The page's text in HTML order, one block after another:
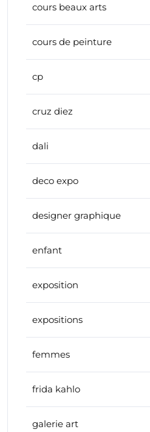
cours beaux arts
cours de peinture
cp
cruz diez
dali
deco expo
designer graphique
enfant
exposition
expositions
femmes
frida kahlo
galerie art